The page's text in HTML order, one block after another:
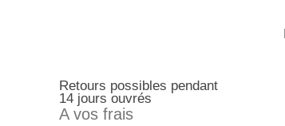
Retours possibles pendant
14 jours ouvrés
A vos frais